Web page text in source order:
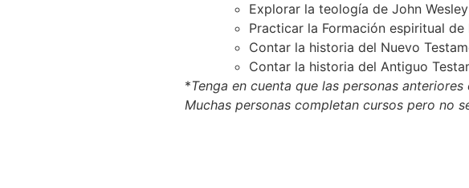
Explorar la teología de John Wesley
Practicar la Formación espiritual
Contar la historia del Nuevo
Contar la historia del Antiguo
*Tenga en cuenta que las personas
Muchas personas completan cursos pero no